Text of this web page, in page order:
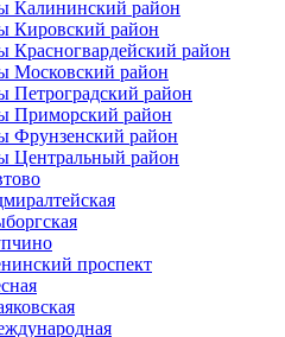
Калининский район
Кировский район
Красногвардейский район
Московский район
Петроградский район
Приморский район
Фрунзенский район
Центральный район
проспект